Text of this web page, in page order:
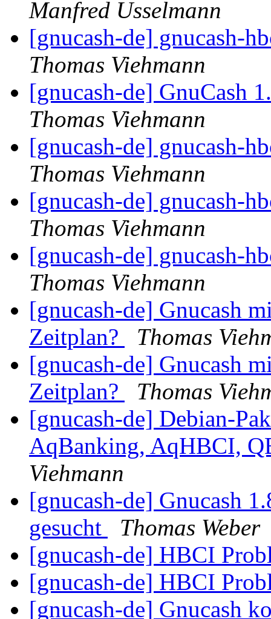
Manfred Usselmann
[gnucash-de] gnucash-
Thomas Viehmann
[gnucash-de] GnuCash
Thomas Viehmann
[gnucash-de] gnucash-
Thomas Viehmann
[gnucash-de] gnucash-
Thomas Viehmann
[gnucash-de] gnucash-
Thomas Viehmann
[gnucash-de] Gnucash
Zeitplan?
Thomas
[gnucash-de] Gnucash
Zeitplan?
Thomas
[gnucash-de] Debian-
AqBanking, AqHBCI,
Viehmann
[gnucash-de] Gnucash
gesucht
Thomas Weber
[gnucash-de] HBCI
[gnucash-de] HBCI
[gnucash-de] Gnucash